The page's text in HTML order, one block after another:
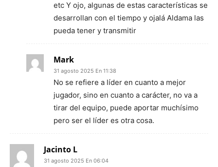
etc Y ojo, algunas de estas características se
desarrollan con el tiempo y ojalá Aldama las
pueda tener y transmitir
Mark
31 agosto 2025 En 11:38
No se refiere a líder en cuanto a mejor
jugador, sino en cuanto a carácter, no va a
tirar del equipo, puede aportar muchísimo
pero ser el líder es otra cosa.
Jacinto L
31 agosto 2025 En 06:04